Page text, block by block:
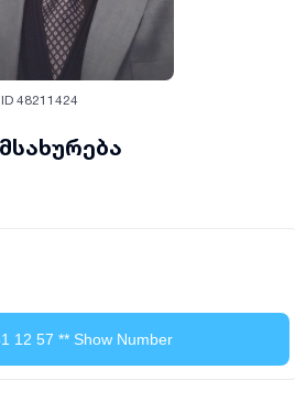
ID 48211424
12 57 ** Show Number